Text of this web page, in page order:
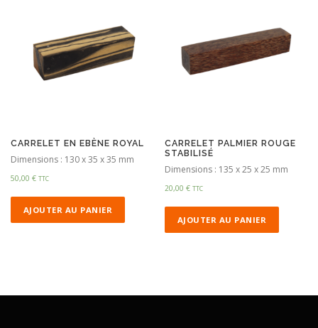
CARRELET EN EBÈNE ROYAL
Dimensions : 130 x 35 x 35 mm
50,00 € TTC
AJOUTER AU PANIER
CARRELET PALMIER ROUGE
STABILISÉ
Dimensions : 135 x 25 x 25 mm
20,00€ TTC
AJOUTER AU PANIER